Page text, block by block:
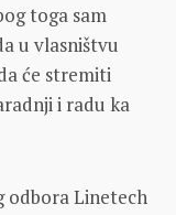
toga sam
u vlasništvu
će stremiti
i radu ka
odbora Linetech